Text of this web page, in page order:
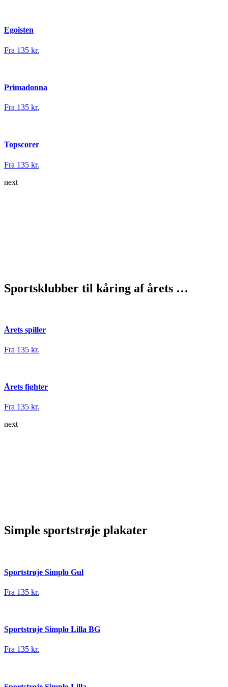
Egoisten
Fra 135 kr.
Primadonna
Fra 135 kr.
Topscorer
Fra 135 kr.
next
Sportsklubber til kåring af årets …
Årets spiller
Fra 135 kr.
Årets fighter
Fra 135 kr.
next
Simple sportstrøje plakater
Sportstrøje Simplo Gul
Fra 135 kr.
Sportstrøje Simplo Lilla BG
Fra 135 kr.